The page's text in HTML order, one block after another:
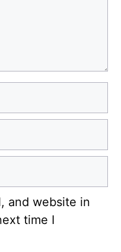
and website in
time I